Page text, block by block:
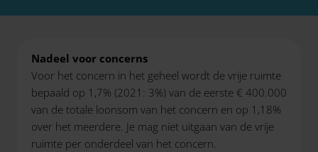
Nadeel voor concerns
Voor het concern in het geheel wordt de vrije ruimte
bepaald op 1,7% (2021: 3%) van de eerste € 400.000
van de totale loonsom van het concern en op 1,18%
over het meerdere. Je mag niet uitgaan van de vrije
ruimte per onderdeel van het concern.